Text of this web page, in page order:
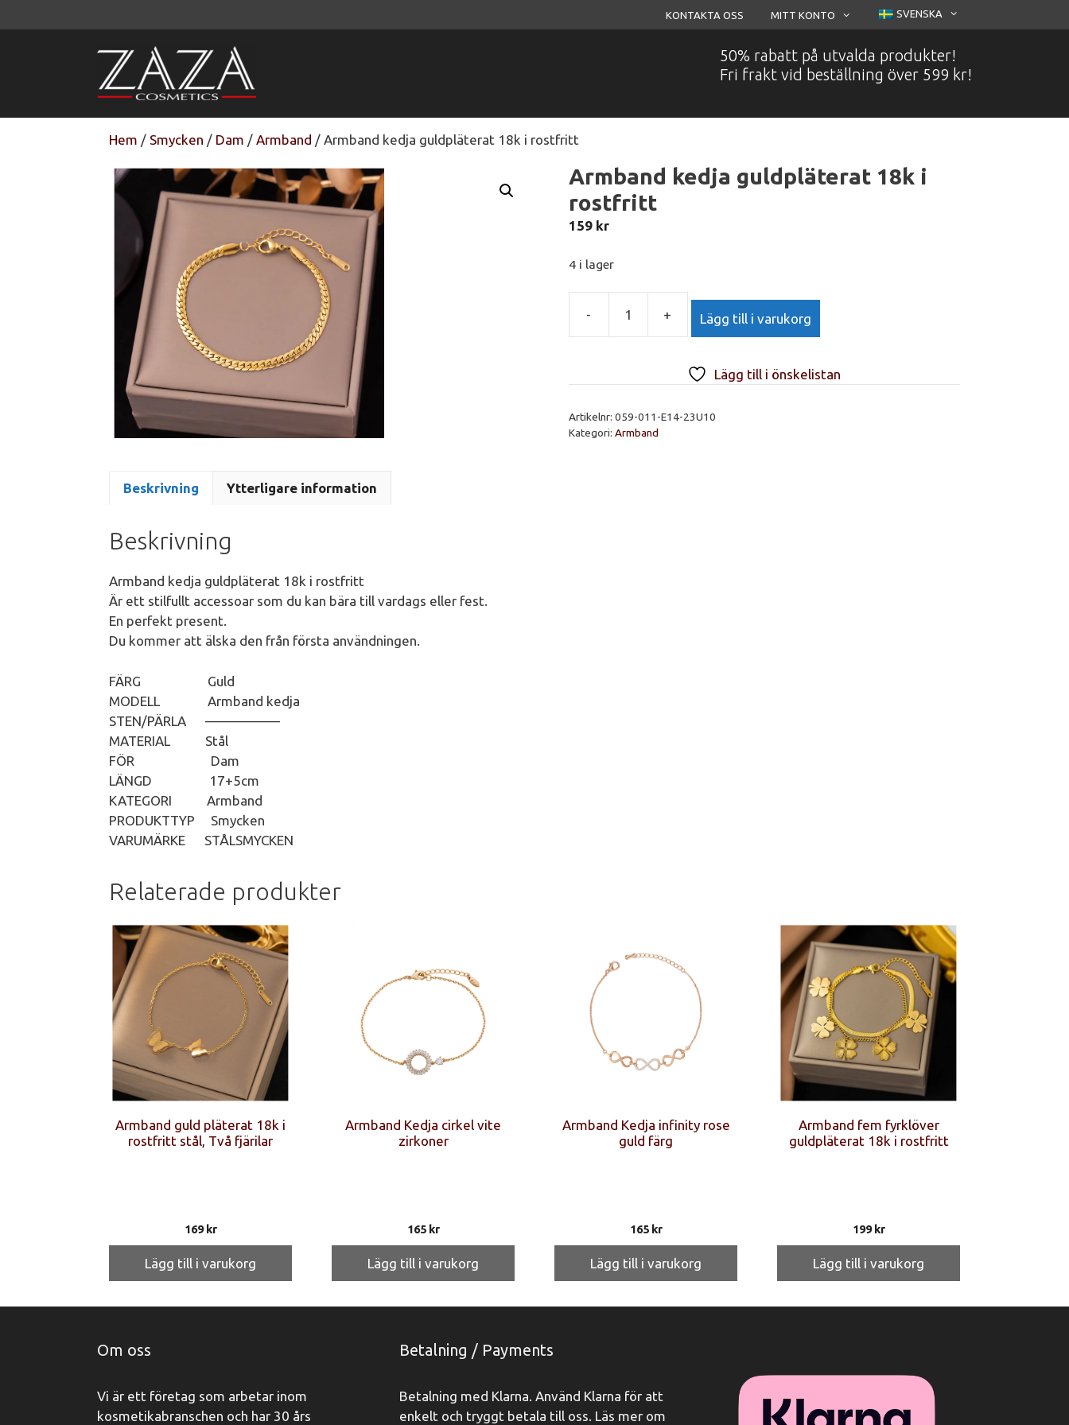
till
KONTAKTA OSS MITT KONTO SVENSKA
50% rabatt på utvalda produkter!
Fri frakt vid beställning över 599 kr!
Hem / Smycken / Dam / Armband / Armband kedja guldpläterat 18k i rostfritt
Armband kedja guldpläterat 18k i
rostfritt
159 kr
4 i lager
-
18k
rostfritt
mängd
+ Lägg till i varukorg
Lägg till i önskelistan
Artikelnr: 059-011-E14-23U10
Kategori: Armband
Beskrivning Ytterligare information
Beskrivning
Armband kedja guldpläterat 18k i rostfritt
Är ett stilfullt accessoar som du kan bära till vardags eller fest.
En perfekt present.
Du kommer att älska den från första användningen.
FÄRG Guld
MODELL Armband kedja
STEN/PÄRLA —————–
MATERIAL Stål
FÖR Dam
LÄNGD 17+5cm
KATEGORI Armband
PRODUKTTYP Smycken
VARUMÄRKE STÅLSMYCKEN
Relaterade produkter
Armband guld pläterat 18k i
rostfritt stål, Två fjärilar
169kr
Lägg till i varukorg
Armband Kedja cirkel vite
zirkoner
165 kr
Lägg till i varukorg
Armband Kedja infinity rose
guld färg
165 kr
Lägg till i varukorg
Armband fem fyrklöver
guldpläterat 18k i rostfritt
199kr
Lägg till i varukorg
Om oss
Vi är ett företag som arbetar inom
kosmetikabranschen och har 30 års
Betalning / Payments
Betalning med Klarna. Använd Klarna för att
enkelt och tryggt betala till oss. Läs mer om